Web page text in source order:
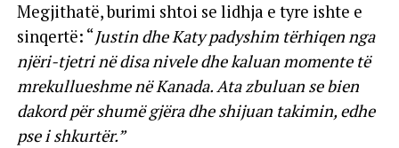
Megjithatë, burimi shtoi se lidhja e tyre ishte e
sinqertë: “Justin dhe Katy padyshim tërhiqen nga
njëri-tjetri në disa nivele dhe kaluan momente të
mrekullueshme në Kanada. Ata zbuluan se bien
dakord për shumë gjëra dhe shijuan takimin, edhe
pse i shkurtër.”